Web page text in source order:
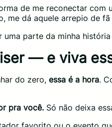
de me reconectar
me dá aquele arrepio de
parte da minha
— e viva
do zero, essa é a hora.
pra você. Só não deixa